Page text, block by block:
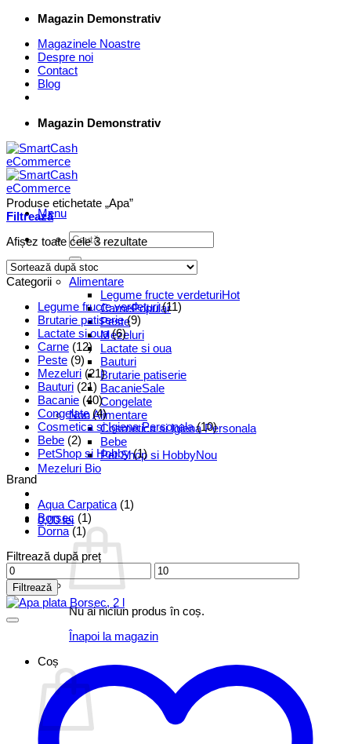
Skip
content
Magazin Demonstrativ
Magazinele Noastre
Despre noi
Contact
Blog
Magazin Demonstrativ
Menu
Caută
după:
Supermarket Online
Alimentare
Legume fructe verdeturi
Carne
Peste
Mezeluri
Lactate si oua
Bauturi
Brutarie patiserie
Bacanie
Congelate
Non Alimentare
Cosmetica si Igiena Personala
Bebe
Pet Shop si Hobby
Mezeluri Bio
0,00lei
Nu ai niciun produs în coș.
Înapoi la magazin
Coș
Produse etichetate „Apa”
Filtrează
Afișez toate cele 3 rezultate
Categorii
Legume fructe verdeturi (11)
Brutarie patiserie (9)
Lactate si oua (6)
Carne (12)
Peste (9)
Mezeluri (21)
Bauturi (21)
Bacanie (40)
Congelate (4)
Cosmetica si Igiena Personala (10)
Bebe (2)
PetShop si Hobby (1)
Brand
Aqua Carpatica (1)
Borsec (1)
Dorna (1)
Filtrează după preț
Preț
minim
Preț
maxim
Filtrează